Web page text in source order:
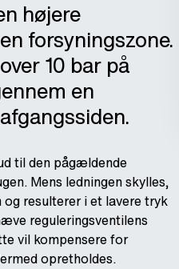
højere
forsyningszone.
10 bar på
en
til den pågældende
Mens ledningen skylles,
resulterer i et lavere tryk
reguleringsventilens
vil kompensere for
opretholdes.